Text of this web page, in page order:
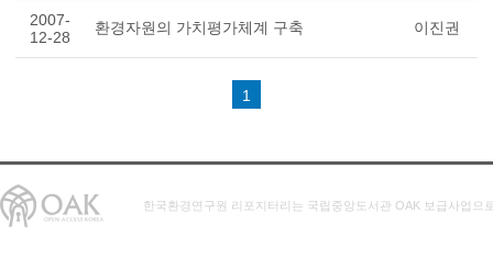
2007-
12-28
환경자원의 가치평가체계 구축 이진권
1
한국환경연구원 리포지터리는 국립중앙도서관 OAK 보급사업